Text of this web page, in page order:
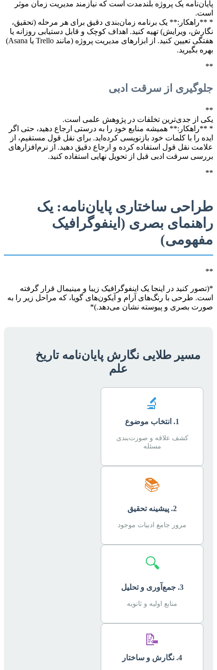
پایان‌نامه یک پروژه بلندمدت است که نیازمند مدیریت زمان موثر
است.
* **راهکار:** یک برنامه زمان‌بندی دقیق برای هر مرحله (تحقیق،
نگارش، ویرایش) تهیه کنید. اهداف کوچک و قابل دستیابی روزانه یا
هفتگی تعیین کنید. از ابزارهای مدیریت پروژه (مانند Trello یا Asana)
بهره بگیرید.
**
جلوگیری از سرقت ادبی
**
یکی از جدی‌ترین تخلفات در پژوهش علمی است.
* **راهکار:** همیشه منابع خود را به درستی ارجاع دهید، حتی اگر
ایده را با کلمات خود بازنویسی کرده‌اید. برای نقل قول مستقیم، از
علامت نقل قول استفاده کرده و ارجاع دقیق دهید. از نرم‌افزارهای
بررسی سرقت ادبی قبل از تحویل نهایی استفاده کنید.
**
طراحی ساختاری پایان‌نامه: یک
راهنمای بصری (اینفوگرافیک
مفهومی)
**
*(تصور کنید در اینجا یک اینفوگرافیک زیبا و مینیمال قرار گرفته
است. طرحی با رنگ‌های آرام و آیکون‌های گویا، که مراحل زیر را به
صورت بصری و پیوسته نشان می‌دهد.)*
مسیر طلایی نگارش پایان‌نامه تاریخ
علم
🔬
1. انتخاب موضوع
کشف علاقه و صورت‌بندی
مسئله
📚
2. پیشینه تحقیق
مرور جامع ادبیات موجود
🔍
3. جمع‌آوری و تحلیل
منابع اولیه و ثانویه
📝
4. نگارش و ساختار